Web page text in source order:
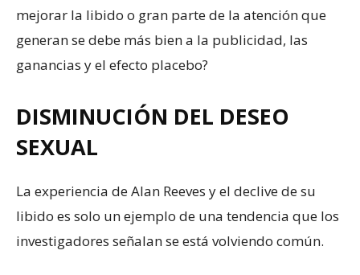
mejorar la libido o gran parte de la atención que
generan se debe más bien a la publicidad, las
ganancias y el efecto placebo?
DISMINUCIÓN DEL DESEO
SEXUAL
La experiencia de Alan Reeves y el declive de su
libido es solo un ejemplo de una tendencia que los
investigadores señalan se está volviendo común.